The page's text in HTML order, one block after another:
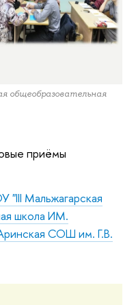
общеобразовательная
приёмы
"III Мальжагарская
школа ИМ.
СОШ им. Г.В.